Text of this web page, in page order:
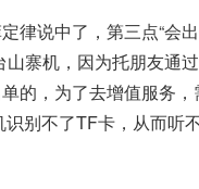
说中了，第三点“会
寨机，因为托朋友通
的，为了去增值服务
别不了TF卡，从而听不